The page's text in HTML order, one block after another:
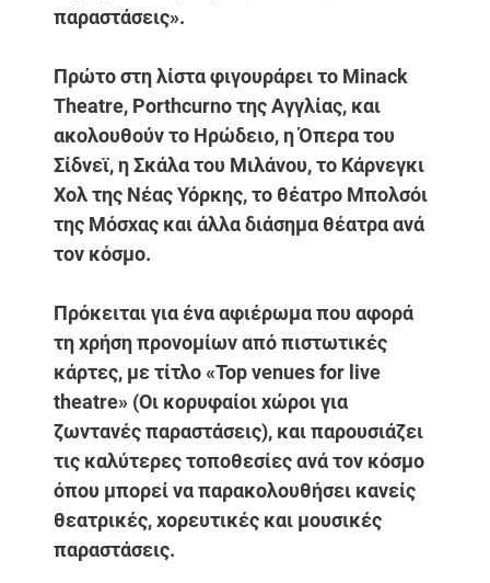
παραστάσεις».
Πρώτο στη λίστα φιγουράρει το Minack
Theatre, Porthcurno της Αγγλίας, και
ακολουθούν το Ηρώδειο, η Όπερα του
Σίδνεϊ, η Σκάλα του Μιλάνου, το Κάρνεγκι
Χολ της Νέας Υόρκης, το θέατρο Μπολσόι
της Μόσχας και άλλα διάσημα θέατρα ανά
τον κόσμο.
Πρόκειται για ένα αφιέρωμα που αφορά
τη χρήση προνομίων από πιστωτικές
κάρτες, με τίτλο «Top venues for live
theatre» (Οι κορυφαίοι χώροι για
ζωντανές παραστάσεις), και παρουσιάζει
τις καλύτερες τοποθεσίες ανά τον κόσμο
όπου μπορεί να παρακολουθήσει κανείς
θεατρικές, χορευτικές και μουσικές
παραστάσεις.